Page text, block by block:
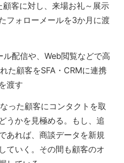
客に対し、来場お礼～展示
フォローメールを3か月に渡
配信や、Web閲覧などで高
た顧客をSFA・CRMに連携
渡す
った顧客にコンタクトを取
うかを見極める。もし、追
あれば、商談データを新規
ていく。その間も顧客のオ